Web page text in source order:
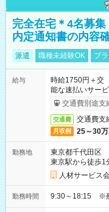
完全在宅＊4名募集
内定通知書の内容
派遣 職種未経験OK ブ
給与
時給1750円＋
能な速払いサー
交通費別途支
交通費 交通費支
月収例 25～30万
勤務地
東京都千代田区
東京駅から徒歩1
人材サービス
勤務時間 9:30～18:15 ※残